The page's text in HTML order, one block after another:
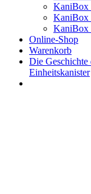
KaniBox
KaniBox
KaniBox
Online-Shop
Warenkorb
Die Geschichte
Einheitskanister